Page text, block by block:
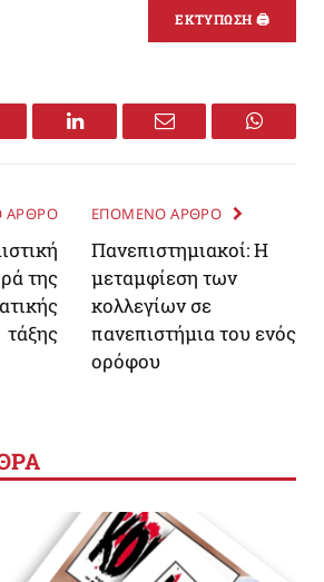
ΕΚΤΥΠΩΣΗ 🖨
LinkedIn Email
ΑΡΘΡΟ
της
τάξης
ΕΠΟΜΕΝΟ ΑΡΘΡΟ
Πανεπιστημιακοί: Η
μεταμφίεση των
κολλεγίων σε
πανεπιστήμια του ενός
ορόφου